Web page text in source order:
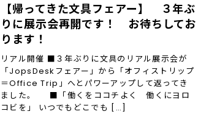
【帰ってきた文具フェアー】 ３年ぶ
りに展示会再開です！ お待ちしてお
ります！
リアル開催 ■３年ぶりに文具のリアル展示会が
「JopsDeskフェアー」から「オフィストリップ
＝Office Trip」へとパワーアップして返ってき
ました。 ■「働くをココチよく 働くにヨロ
コビを」 いつでもどこでも […]